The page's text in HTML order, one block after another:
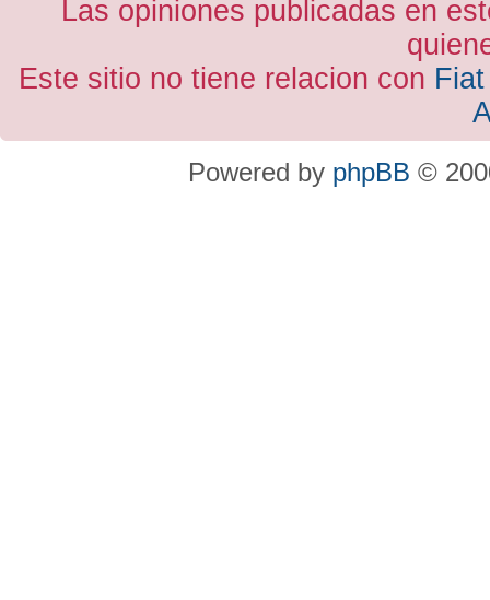
Las opiniones publicadas en
Este sitio no tiene relacion con
Powered by phpBB ©